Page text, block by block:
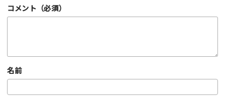
コメント（必須）
名前